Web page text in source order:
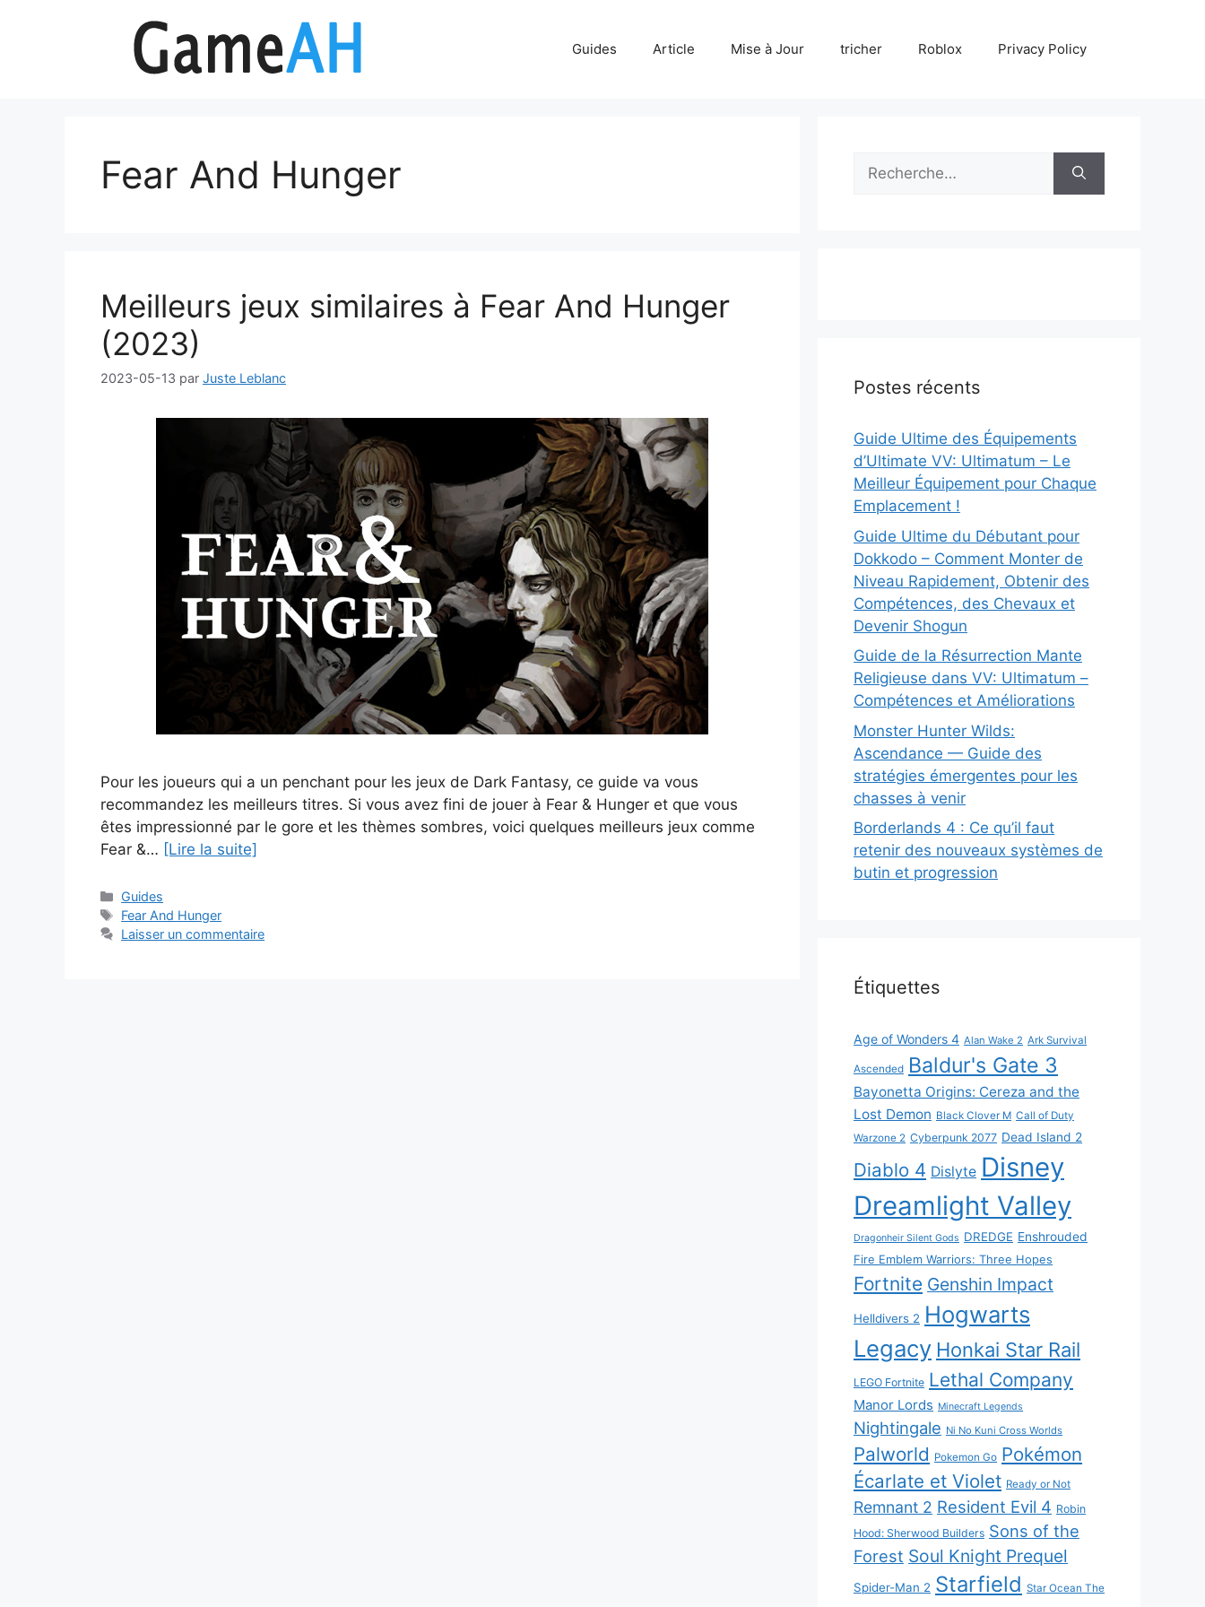
Guides Article Mise à Jour tricher Roblox Privacy Policy
Fear And Hunger
Meilleurs jeux similaires à Fear And Hunger
(2023)
2023-05-13 par Juste Leblanc
Pour les joueurs qui a un penchant pour les jeux de Dark Fantasy, ce guide va vous
recommandez les meilleurs titres. Si vous avez fini de jouer à Fear & Hunger et que vous
êtes impressionné par le gore et les thèmes sombres, voici quelques meilleurs jeux comme
Fear &… [Lire la suite]
Catégories
Guides
Étiquettes
Fear And Hunger
Laisser un commentaire
Rechercher :
Postes récents
Guide Ultime des Équipements
d’Ultimate VV: Ultimatum – Le
Meilleur Équipement pour Chaque
Emplacement !
Guide Ultime du Débutant pour
Dokkodo – Comment Monter de
Niveau Rapidement, Obtenir des
Compétences, des Chevaux et
Devenir Shogun
Guide de la Résurrection Mante
Religieuse dans VV: Ultimatum –
Compétences et Améliorations
Monster Hunter Wilds:
Ascendance — Guide des
stratégies émergentes pour les
chasses à venir
Borderlands 4 : Ce qu’il faut
retenir des nouveaux systèmes de
butin et progression
Étiquettes
Age of Wonders 4 Alan Wake 2 Ark Survival
Ascended Baldur's Gate 3
Bayonetta Origins: Cereza and the
Lost Demon Black Clover M Call of Duty
Warzone 2 Cyberpunk 2077 Dead Island 2
Diablo 4 Dislyte Disney
Dreamlight Valley
Dragonheir Silent Gods DREDGE Enshrouded
Fire Emblem Warriors: Three Hopes
Fortnite Genshin Impact
Helldivers 2 Hogwarts
Legacy Honkai Star Rail
LEGO Fortnite Lethal Company
Manor Lords Minecraft Legends
Nightingale Ni No Kuni Cross Worlds
Palworld Pokemon Go Pokémon
Écarlate et Violet Ready or Not
Remnant 2 Resident Evil 4 Robin
Hood: Sherwood Builders Sons of the
Forest Soul Knight Prequel
Spider-Man 2 Starfield Star Ocean The